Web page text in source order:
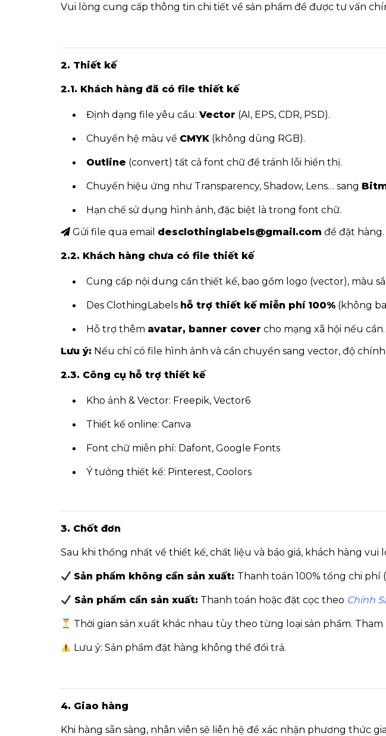
Vui lòng cung cấp thông tin chi tiết về sản phẩm để được tư vấn
2. Thiết kế
2.1. Khách hàng đã có file thiết kế
Định dạng file yêu cầu: Vector (AI, EPS, CDR, PSD).
Chuyển hệ màu về CMYK (không dùng RGB).
Outline (convert) tất cả font chữ để tránh lỗi hiển thị.
Chuyển hiệu ứng như Transparency, Shadow, Lens… sang
Hạn chế sử dụng hình ảnh, đặc biệt là trong font chữ.
Gửi file qua email desclothinglabels@gmail.com để đặt hàng.
2.2. Khách hàng chưa có file thiết kế
Cung cấp nội dung cần thiết kế, bao gồm logo (vector), màu
Des ClothingLabels hỗ trợ thiết kế miễn phí 100% (không
Hỗ trợ thêm avatar, banner cover cho mạng xã hội nếu cần.
Lưu ý: Nếu chỉ có file hình ảnh và cần chuyển sang vector, độ
2.3. Công cụ hỗ trợ thiết kế
Kho ảnh & Vector: Freepik, Vector6
Thiết kế online: Canva
Font chữ miễn phí: Dafont, Google Fonts
Ý tưởng thiết kế: Pinterest, Coolors
3. Chốt đơn
Sau khi thống nhất về thiết kế, chất liệu và báo giá, khách hàng vui
Sản phẩm không cần sản xuất: Thanh toán 100% tổng chi phí
Sản phẩm cần sản xuất: Thanh toán hoặc đặt cọc theo Chính
Thời gian sản xuất khác nhau tùy theo từng loại sản phẩm. Tham
Lưu ý: Sản phẩm đặt hàng không thể đổi trả.
4. Giao hàng
Khi hàng sẵn sàng, nhân viên sẽ liên hệ để xác nhận phương thức